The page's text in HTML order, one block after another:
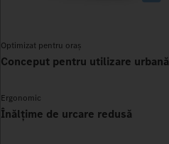
Optimizat pentru oraș
Conceput pentru utilizare urbană
Ergonomic
Înălțime de urcare redusă